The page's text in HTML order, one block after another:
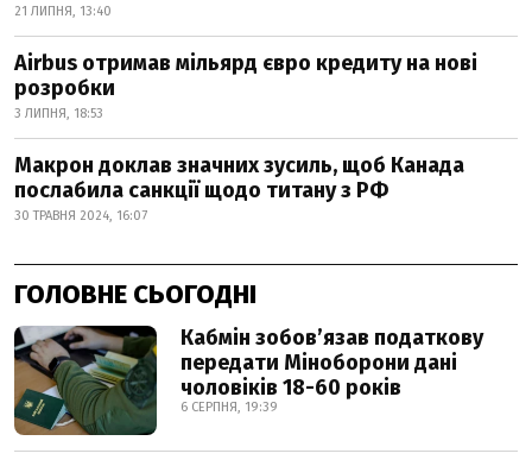
21 ЛИПНЯ, 13:40
Airbus отримав мільярд євро кредиту на нові
розробки
3 ЛИПНЯ, 18:53
Макрон доклав значних зусиль, щоб Канада
послабила санкції щодо титану з РФ
30 ТРАВНЯ 2024, 16:07
ГОЛОВНЕ СЬОГОДНІ
Кабмін зобовʼязав податкову
передати Міноборони дані
чоловіків 18-60 років
6 СЕРПНЯ, 19:39